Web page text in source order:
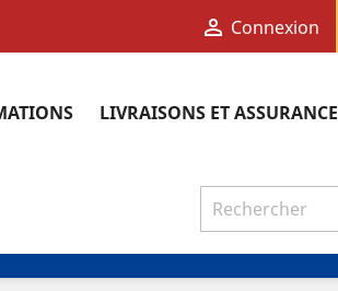
 Connexion
LIVRAISONS ET ASSURANCE